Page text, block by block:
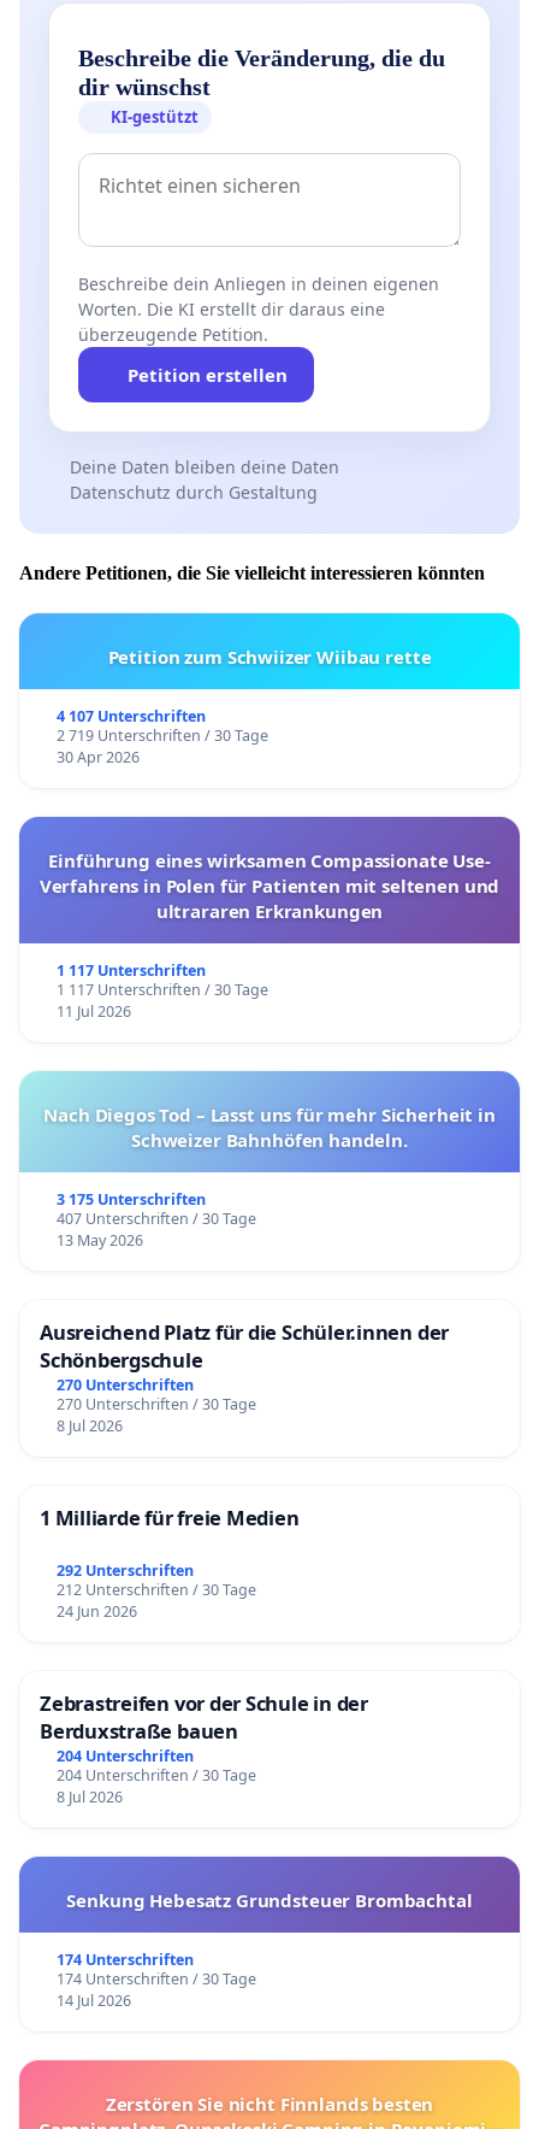
Beschreibe die Veränderung, die du
dir wünschst
KI-gestützt
Beschreibe dein Anliegen in deinen eigenen
Worten. Die KI erstellt dir daraus eine
überzeugende Petition.
Petition erstellen
Deine Daten bleiben deine Daten
Datenschutz durch Gestaltung
Andere Petitionen, die Sie vielleicht interessieren könnten
Petition zum Schwiizer Wiibau rette
4 107 Unterschriften
2 719 Unterschriften / 30 Tage
30 Apr 2026
Einführung eines wirksamen Compassionate Use-
Verfahrens in Polen für Patienten mit seltenen und
ultrararen Erkrankungen
1 117 Unterschriften
1 117 Unterschriften / 30 Tage
11 Jul 2026
Nach Diegos Tod – Lasst uns für mehr Sicherheit in
Schweizer Bahnhöfen handeln.
3 175 Unterschriften
407 Unterschriften / 30 Tage
13 May 2026
Ausreichend Platz für die Schüler.innen der
Schönbergschule
270 Unterschriften
270 Unterschriften / 30 Tage
8 Jul 2026
1 Milliarde für freie Medien
292 Unterschriften
212 Unterschriften / 30 Tage
24 Jun 2026
Zebrastreifen vor der Schule in der
Berduxstraße bauen
204 Unterschriften
204 Unterschriften / 30 Tage
8 Jul 2026
Senkung Hebesatz Grundsteuer Brombachtal
174 Unterschriften
174 Unterschriften / 30 Tage
14 Jul 2026
Zerstören Sie nicht Finnlands besten